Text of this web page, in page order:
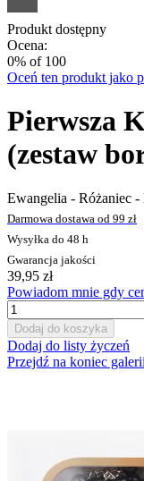
Produkt dostępny
Ocena:
0% of 100
Oceń ten produkt jako
Pierwsza
(zestaw
Ewangelia - Różaniec
Darmowa dostawa od 99 zł
Wysyłka do 48 h
Gwarancja jakości
39,95 zł
Powiadom mnie gdy
Dodaj do koszyka
Dodaj do listy życzeń
Przejdź na koniec galerii